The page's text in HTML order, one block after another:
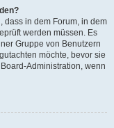
dass in dem Forum, in dem
werden müssen. Es
Gruppe von Benutzern
möchte, bevor sie
Administration, wenn